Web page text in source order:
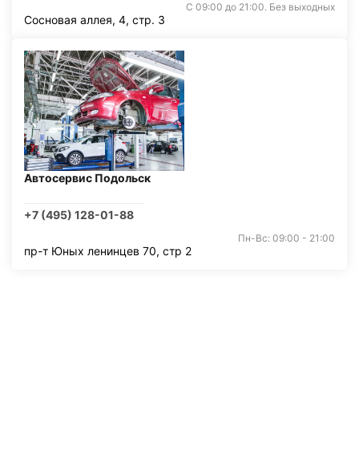
С 09:00 до 21:00. Без выходных
Сосновая аллея, 4, стр. 3
Автосервис Подольск
+7 (495) 128-01-88
Пн-Вс: 09:00 - 21:00
пр-т Юных ленинцев 70, стр 2